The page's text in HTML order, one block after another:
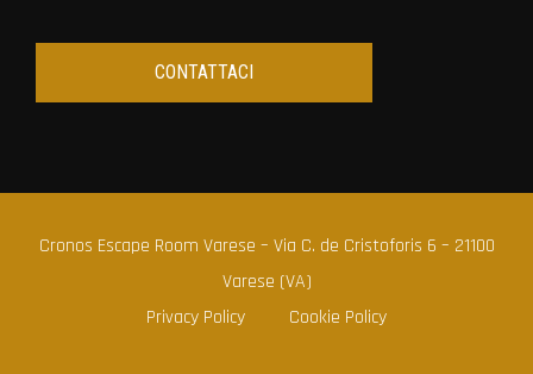
Cronos Escape Room Varese – Via C. de Cristoforis 6 – 21100
Varese (VA)
Privacy Policy
Cookie Policy